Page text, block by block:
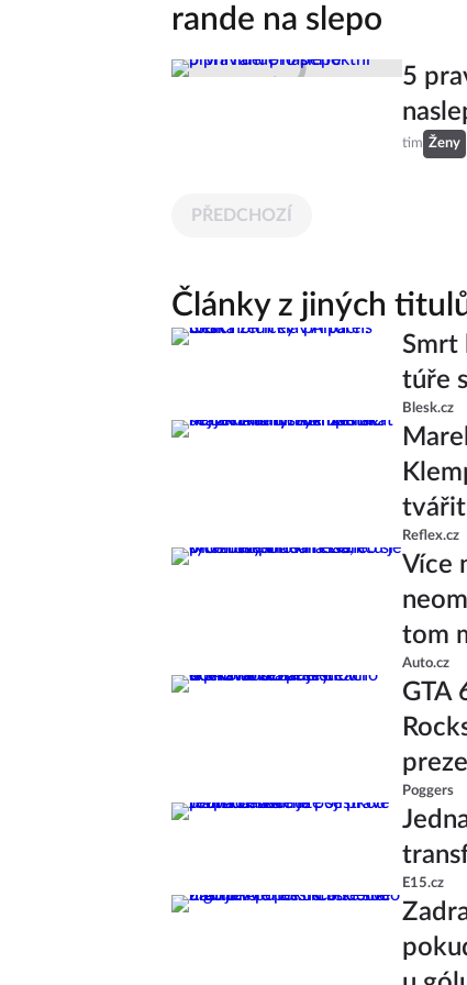
rande na slepo
5
tim Ženy
PŘEDCHOZÍ
Články z jiných
Smrt
túře
Blesk.cz
Reflex.cz
Více
tom
Auto.cz
GTA
Poggers
E15.cz